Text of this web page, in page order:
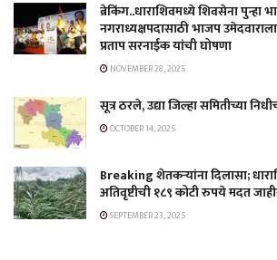
ब्रेकिंग..धाराशिवमध्ये शिवसेना पुन्हा
नगराध्यक्षपदासाठी भाजप
प्रताप सरनाईक यांची घोषणा
NOVEMBER 28, 2025
सूत्र ठरले, उद्या जिल्हा समितीच्या
OCTOBER 14, 2025
Breaking शेतकऱ्यांना दिलासा;
अतिवृष्टीची १८९ कोटी रुपये मदत
SEPTEMBER 23, 2025